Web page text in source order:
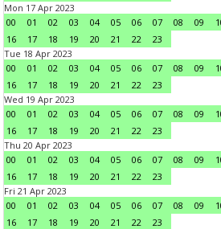
Mon 17 Apr 2023
00
01 02 03 04 05 06 07 08 09
16
17 18 19 20 21 22
23
Tue 18 Apr 2023
00
01 02 03 04 05 06 07 08 09
16
17 18 19 20 21 22
23
Wed 19 Apr 2023
00
01 02 03 04 05 06 07 08 09
16
17 18 19 20 21 22
23
Thu 20 Apr 2023
00
01 02 03 04 05 06 07 08 09
16
17 18 19 20 21 22
23
Fri 21 Apr 2023
00
01 02 03 04 05 06 07 08 09
16
17 18 19 20 21 22
23